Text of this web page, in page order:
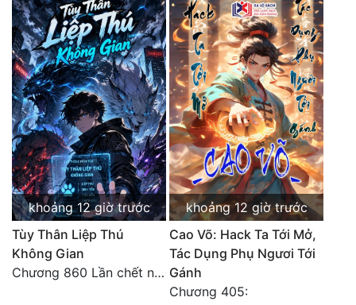
Đô Thị
Đông Phương
Đông Phương Huyền Huyễn
Đồng Nhân
Cẩu Đạo Trường Sinh
Ngự Thú
Truyện Nam
Truyện Nữ
khoảng 12 giờ trước
Tùy Thân Liệp Thú
Không Gian
Chương 860 Lần chết này không lỗ!
khoảng 12 giờ trước
Cao Võ: Hack Ta Tới Mở,
Tác Dụng Phụ Ngươi Tới
Gánh
Chương 405: